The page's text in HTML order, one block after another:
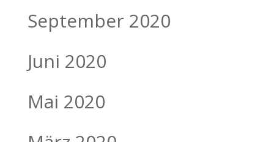
September 2020
Juni 2020
Mai 2020